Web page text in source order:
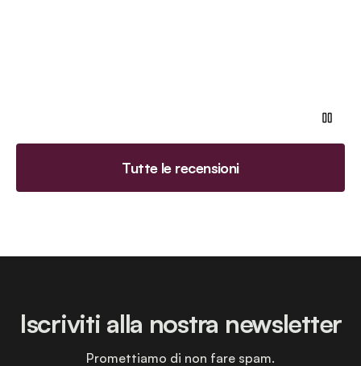
Tutte le recensioni
Iscriviti alla nostra newsletter
Promettiamo di non fare spam.